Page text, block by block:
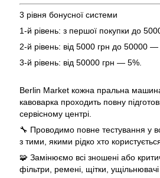
3 рівня бонусної системи
1-й рівень: з першої покупки до
2-й рівень: від 5000 грн до 50000 —
3-й рівень: від 50000 грн — 5%.
Berlin Market кожна пральна
кавоварка проходить повну
сервісному центрі.
🔧 Проводимо повне тестування у
з тими, якими рідко хто
🧩 Замінюємо всі зношені або
фільтри, ремені, щітки,